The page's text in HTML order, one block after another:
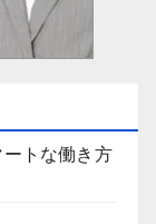
トな働き方